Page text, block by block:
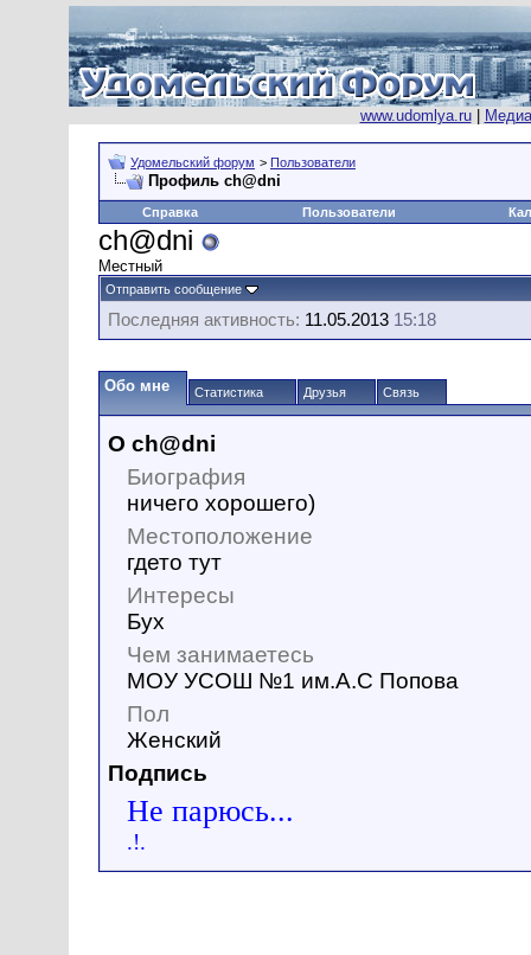
www.udomlya.ru|
Удомельский форум > Пользователи
Профиль ch@dni
Справка Пользователи
ch@dni
Местный
Отправить сообщение
Последняя активность: 11.05.2013 15:18
Обо мне Статистика Друзья Связь
О ch@dni
Биография
ничего хорошего)
Местоположение
гдето тут
Интересы
Бух
Чем занимаетесь
МОУ УСОШ №1 им.А.С Попова
Пол
Женский
Подпись
Не парюсь...
.!.